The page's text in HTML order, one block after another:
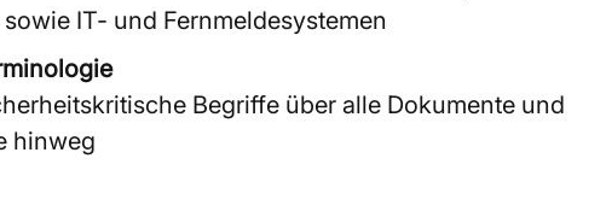
IT- und Fernmeldesystemen
Begriffe über alle Dokumente und
hinweg